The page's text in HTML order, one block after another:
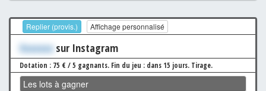
Replier (provis.) Affichage personnalisé
Xxxxxxx sur Instagram
Dotation : 75 € / 5 gagnants. Fin du jeu : dans 15 jours. Tirage.
Les lots à gagner